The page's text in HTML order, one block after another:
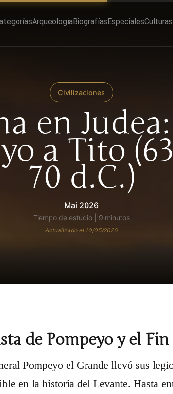
ArqueologíaBiografíasEspecialesCulturas
Civilizaciones
en
a Tito
70 d.C.)
Mai 2026
Tiempo de estudio | 9 minutos
Actualizado el 10/05/2026
de Pompeyo y el
Pompeyo el Grande llevó sus
en la historia del Levante. Hasta